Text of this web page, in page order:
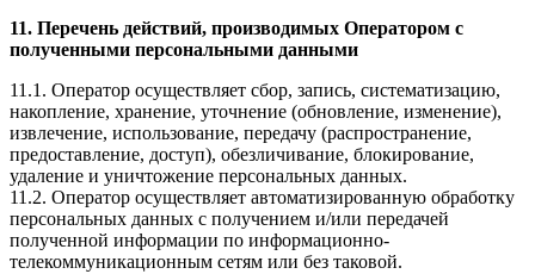
11. Перечень действий, производимых Оператором с
полученными персональными данными
11.1. Оператор осуществляет сбор, запись, систематизацию,
накопление, хранение, уточнение (обновление, изменение),
извлечение, использование, передачу (распространение,
предоставление, доступ), обезличивание, блокирование,
удаление и уничтожение персональных данных.
11.2. Оператор осуществляет автоматизированную обработку
персональных данных с получением и/или передачей
полученной информации по информационно-
телекоммуникационным сетям или без таковой.